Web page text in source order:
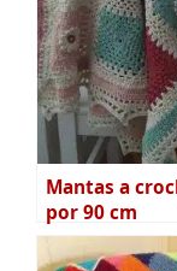
Mantas a
por 90 cm